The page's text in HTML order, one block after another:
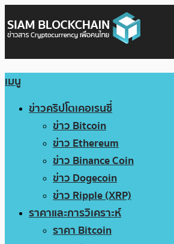
เมนู
ข่าวคริปโตเคอเรนซี่
ข่าว Bitcoin
ข่าว Ethereum
ข่าว Binance Coin
ข่าว Dogecoin
ข่าว Ripple (XRP)
ราคาและการวิเคราะห์
ราคา Bitcoin